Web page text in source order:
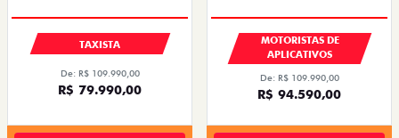
TAXISTA
De: R$ 109.990,00
R$ 79.990,00
MOTORISTAS DE
APLICATIVOS
De: R$ 109.990,00
R$ 94.590,00